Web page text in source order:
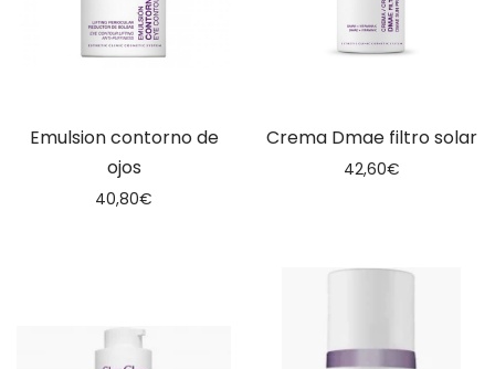
Emulsion contorno de
ojos
40,80€
Crema Dmae filtro solar
42,60€